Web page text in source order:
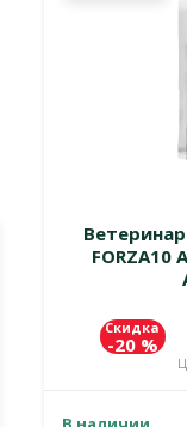
FORZA10
Скидка
-20 %